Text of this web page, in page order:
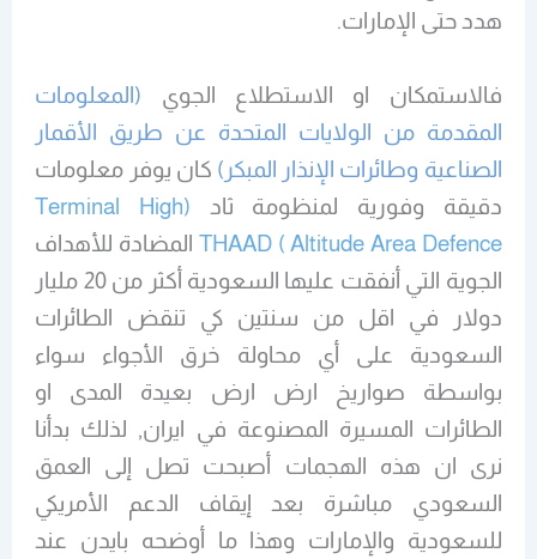
هدد حتى الإمارات.
فالاستمكان او الاستطلاع الجوي (المعلومات
المقدمة من الولايات المتحدة عن طريق الأقمار
الصناعية وطائرات الإنذار المبكر) كان يوفر معلومات
دقيقة وفورية لمنظومة ثاد
(Terminal High
Altitude Area Defence ) THAAD
المضادة للأهداف
الجوية التي أنفقت عليها السعودية أكثر من 20 مليار
دولار في اقل من سنتين كي تنقض الطائرات
السعودية على أي محاولة خرق الأجواء سواء
بواسطة صواريخ ارض ارض بعيدة المدى او
الطائرات المسيرة المصنوعة في ايران, لذلك بدأنا
نرى ان هذه الهجمات أصبحت تصل إلى العمق
السعودي مباشرة بعد إيقاف الدعم الأمريكي
للسعودية والإمارات وهذا ما أوضحه بايدن عند